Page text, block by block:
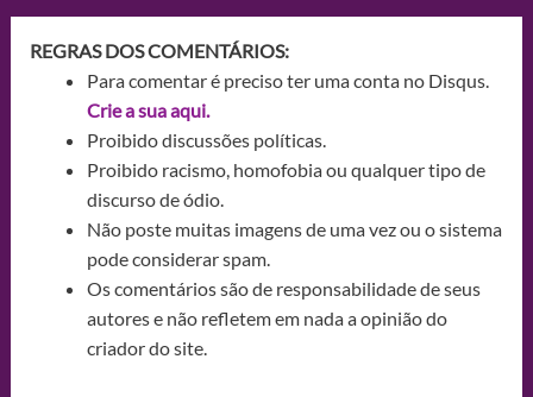
REGRAS DOS COMENTÁRIOS:
Para comentar é preciso ter uma conta no Disqus.
Crie a sua aqui.
Proibido discussões políticas.
Proibido racismo, homofobia ou qualquer tipo de
discurso de ódio.
Não poste muitas imagens de uma vez ou o sistema
pode considerar spam.
Os comentários são de responsabilidade de seus
autores e não refletem em nada a opinião do
criador do site.